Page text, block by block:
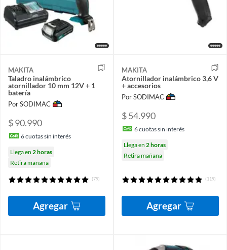
MAKITA
Taladro inalámbrico
atornillador 10 mm 12V + 1
batería
Por SODIMAC
$ 90.990
6cuotas sin interés
Llega en 2 horas
Retira mañana
(79)
Agregar
MAKITA
Atornillador inalámbrico 3,6 V
+ accesorios
Por SODIMAC
$ 54.990
6cuotas sin interés
Llega en 2 horas
Retira mañana
(119)
Agregar